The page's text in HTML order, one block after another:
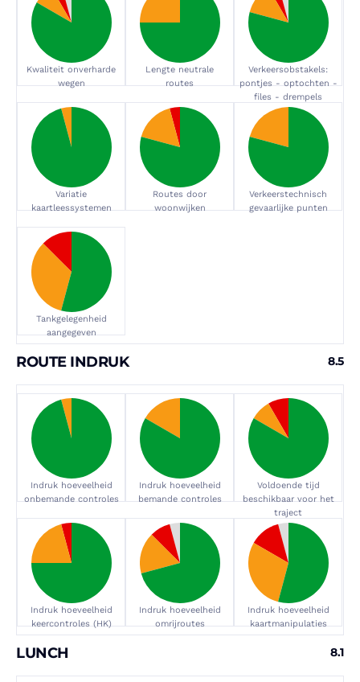
Kwaliteit onverharde
wegen
Lengte neutrale
routes
Verkeersobstakels:
pontjes - optochten -
files - drempels
Variatie
kaartleessystemen
Routes door
woonwijken
Verkeerstechnisch
gevaarlijke punten
Tankgelegenheid
aangegeven
ROUTE INDRUK 8.5
Indruk hoeveelheid
onbemande controles
Indruk hoeveelheid
bemande controles
Voldoende tijd
beschikbaar voor het
traject
Indruk hoeveelheid
keercontroles (HK)
Indruk hoeveelheid
omrijroutes
Indruk hoeveelheid
kaartmanipulaties
LUNCH 8.1